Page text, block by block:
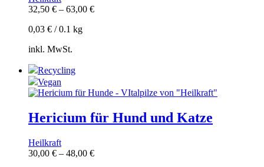
32,50 € – 63,00 €
0,03 € /0.1 kg
inkl. MwSt.
Recycling
Vegan
Hericium für Hund und Katze
Heilkraft
30,00 € – 48,00 €